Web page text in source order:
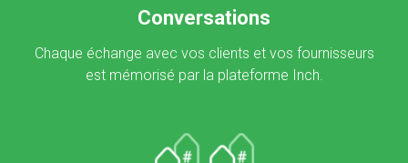
Conversations
Chaque échange avec vos clients et vos fournisseurs
est mémorisé par la plateforme Inch.